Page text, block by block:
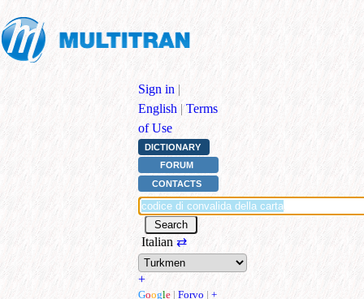
Sign in |
English | Terms
of Use
DICTIONARY
FORUM
CONTACTS
Italian ⇄
+
Google | Forvo | +